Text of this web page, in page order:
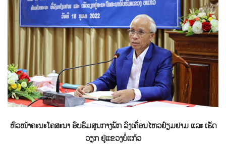
ຫົວໜ້າຄະນະໂຄສະນາ ອົບຮົມສູນກາງພັກ ລົງເຄື່ອນໄຫວຢ້ຽມຢາມ ແລະ ເຮັດ
ວຽກ ຢູ່ແຂວງບໍ່ແກ້ວ